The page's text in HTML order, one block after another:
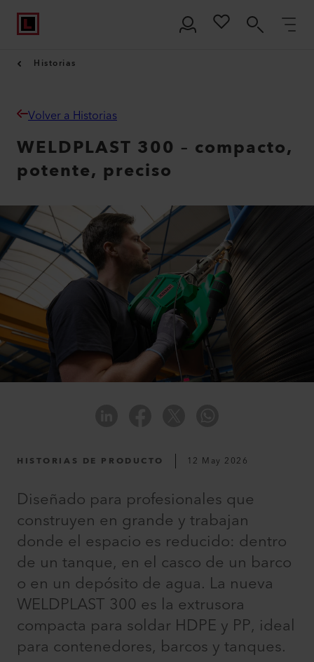
Historias
Volver a Historias
WELDPLAST 300 – compacto,
potente, preciso
HISTORIAS DE PRODUCTO 12 May 2026
Diseñado para profesionales que
construyen en grande y trabajan
donde el espacio es reducido: dentro
de un tanque, en el casco de un barco
o en un depósito de agua. La nueva
WELDPLAST 300 es la extrusora
compacta para soldar HDPE y PP, ideal
para contenedores, barcos y tanques.